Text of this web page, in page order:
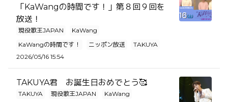
「KaWangの時間です！」第８回９回を
放送！
現役歌王JAPAN
KaWang
KaWangの時間です！
ニッポン放送
TAKUYA
2026/05/16 15:54
TAKUYA君 お誕生日おめでとう🥰
TAKUYA 現役歌王JAPAN
KaWang